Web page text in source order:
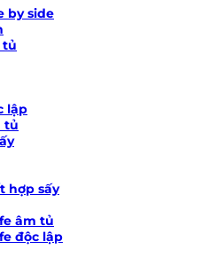
by side
tủ
lập
tủ
hợp sấy
âm tủ
độc lập